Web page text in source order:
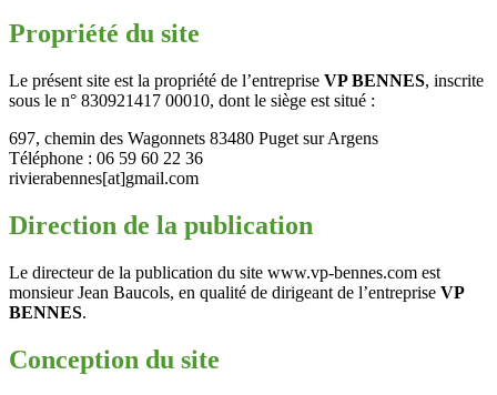
Propriété du site
Le présent site est la propriété de l’entreprise VP BENNES, inscrite
sous le n° 830921417 00010, dont le siège est situé :
697, chemin des Wagonnets 83480 Puget sur Argens
Téléphone : 06 59 60 22 36
rivierabennes[at]gmail.com
Direction de la publication
Le directeur de la publication du site www.vp-bennes.com est
monsieur Jean Baucols, en qualité de dirigeant de l’entreprise VP
BENNES.
Conception du site